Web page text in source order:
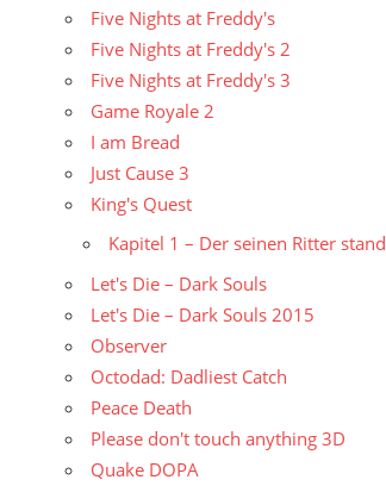
Five Nights at Freddy's
Five Nights at Freddy's 2
Five Nights at Freddy's 3
Game Royale 2
I am Bread
Just Cause 3
King's Quest
Kapitel 1 – Der seinen Ritter stand
Let's Die – Dark Souls
Let's Die – Dark Souls 2015
Observer
Octodad: Dadliest Catch
Peace Death
Please don't touch anything 3D
Quake DOPA